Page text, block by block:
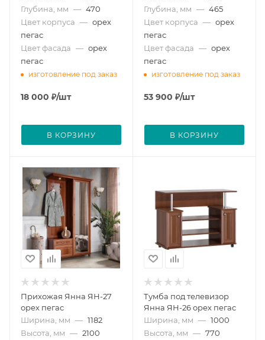
Глубина, мм — 470
Цвет корпуса — орех
пегас
Цвет фасада — орех
пегас
изготовление под заказ
18 000 ₽/шт
В КОРЗИНУ
Глубина, мм — 465
Цвет корпуса — орех
пегас
Цвет фасада — орех
пегас
изготовление под заказ
53 900 ₽/шт
В КОРЗИНУ
Прихожая Янна ЯН-27
орех пегас
Ширина, мм — 1182
Высота, мм — 2100
Тумба под телевизор
Янна ЯН-26 орех пегас
Ширина, мм — 1000
Высота, мм — 770